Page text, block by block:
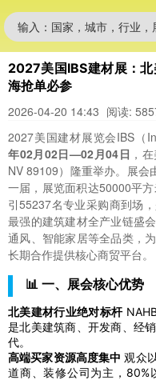
输入：国家，城市，行业，
2027美国IBS建材展：
海抢单必参
2026-04-20 14:43 阅读:
2027美国建材展览会IBS（
年02月02日—02月04日 ，
NV 89109）隆重举办。展会
一届，展览面积达50000平
引55237名专业采购商到场
最强的建筑建材全产业链盛
通风、智能家居等全品类，
长期合作提供核心商贸平台。
📊 一、展会核心优势
北美建材行业绝对标杆
是北美建筑商、开发商、经
代。
高端买家资源高度集中 观众
道商、装修公司为主，80%